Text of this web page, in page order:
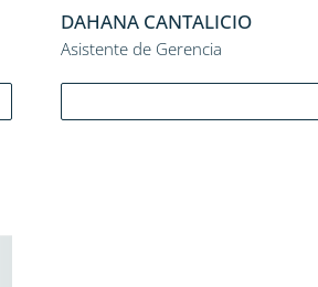
DAHANA CANTALICIO
Asistente de Gerencia